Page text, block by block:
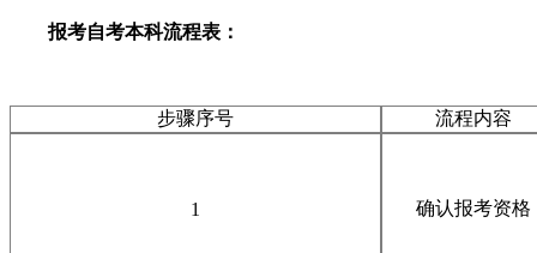
报考自考本科流程表：
步骤序号 流程内容
1 确认报考资格